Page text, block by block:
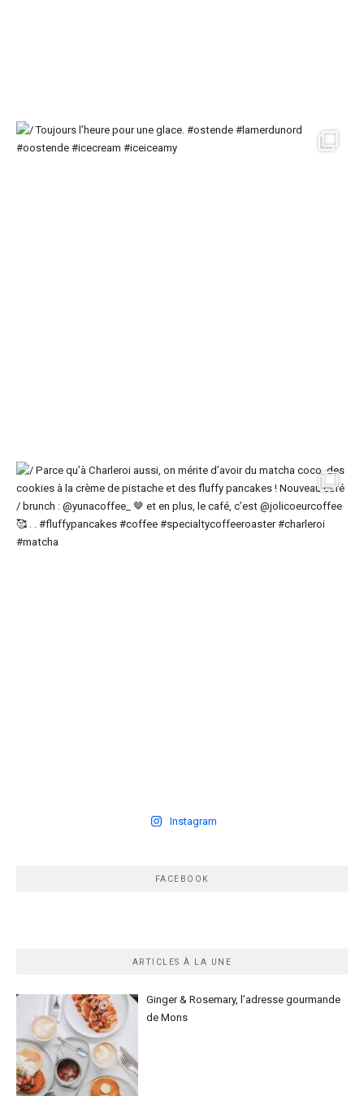
Instagram
FACEBOOK
ARTICLES À LA UNE
Ginger & Rosemary, l’adresse gourmande
de Mons